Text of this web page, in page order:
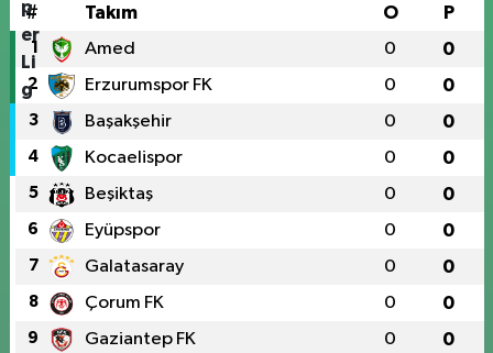
# Takım O P
1 Amed 0 0
2 Erzurumspor FK 0 0
3 Başakşehir 0 0
4 Kocaelispor 0 0
5 Beşiktaş 0 0
6 Eyüpspor 0 0
7 Galatasaray 0 0
8 Çorum FK 0 0
9 Gaziantep FK 0 0